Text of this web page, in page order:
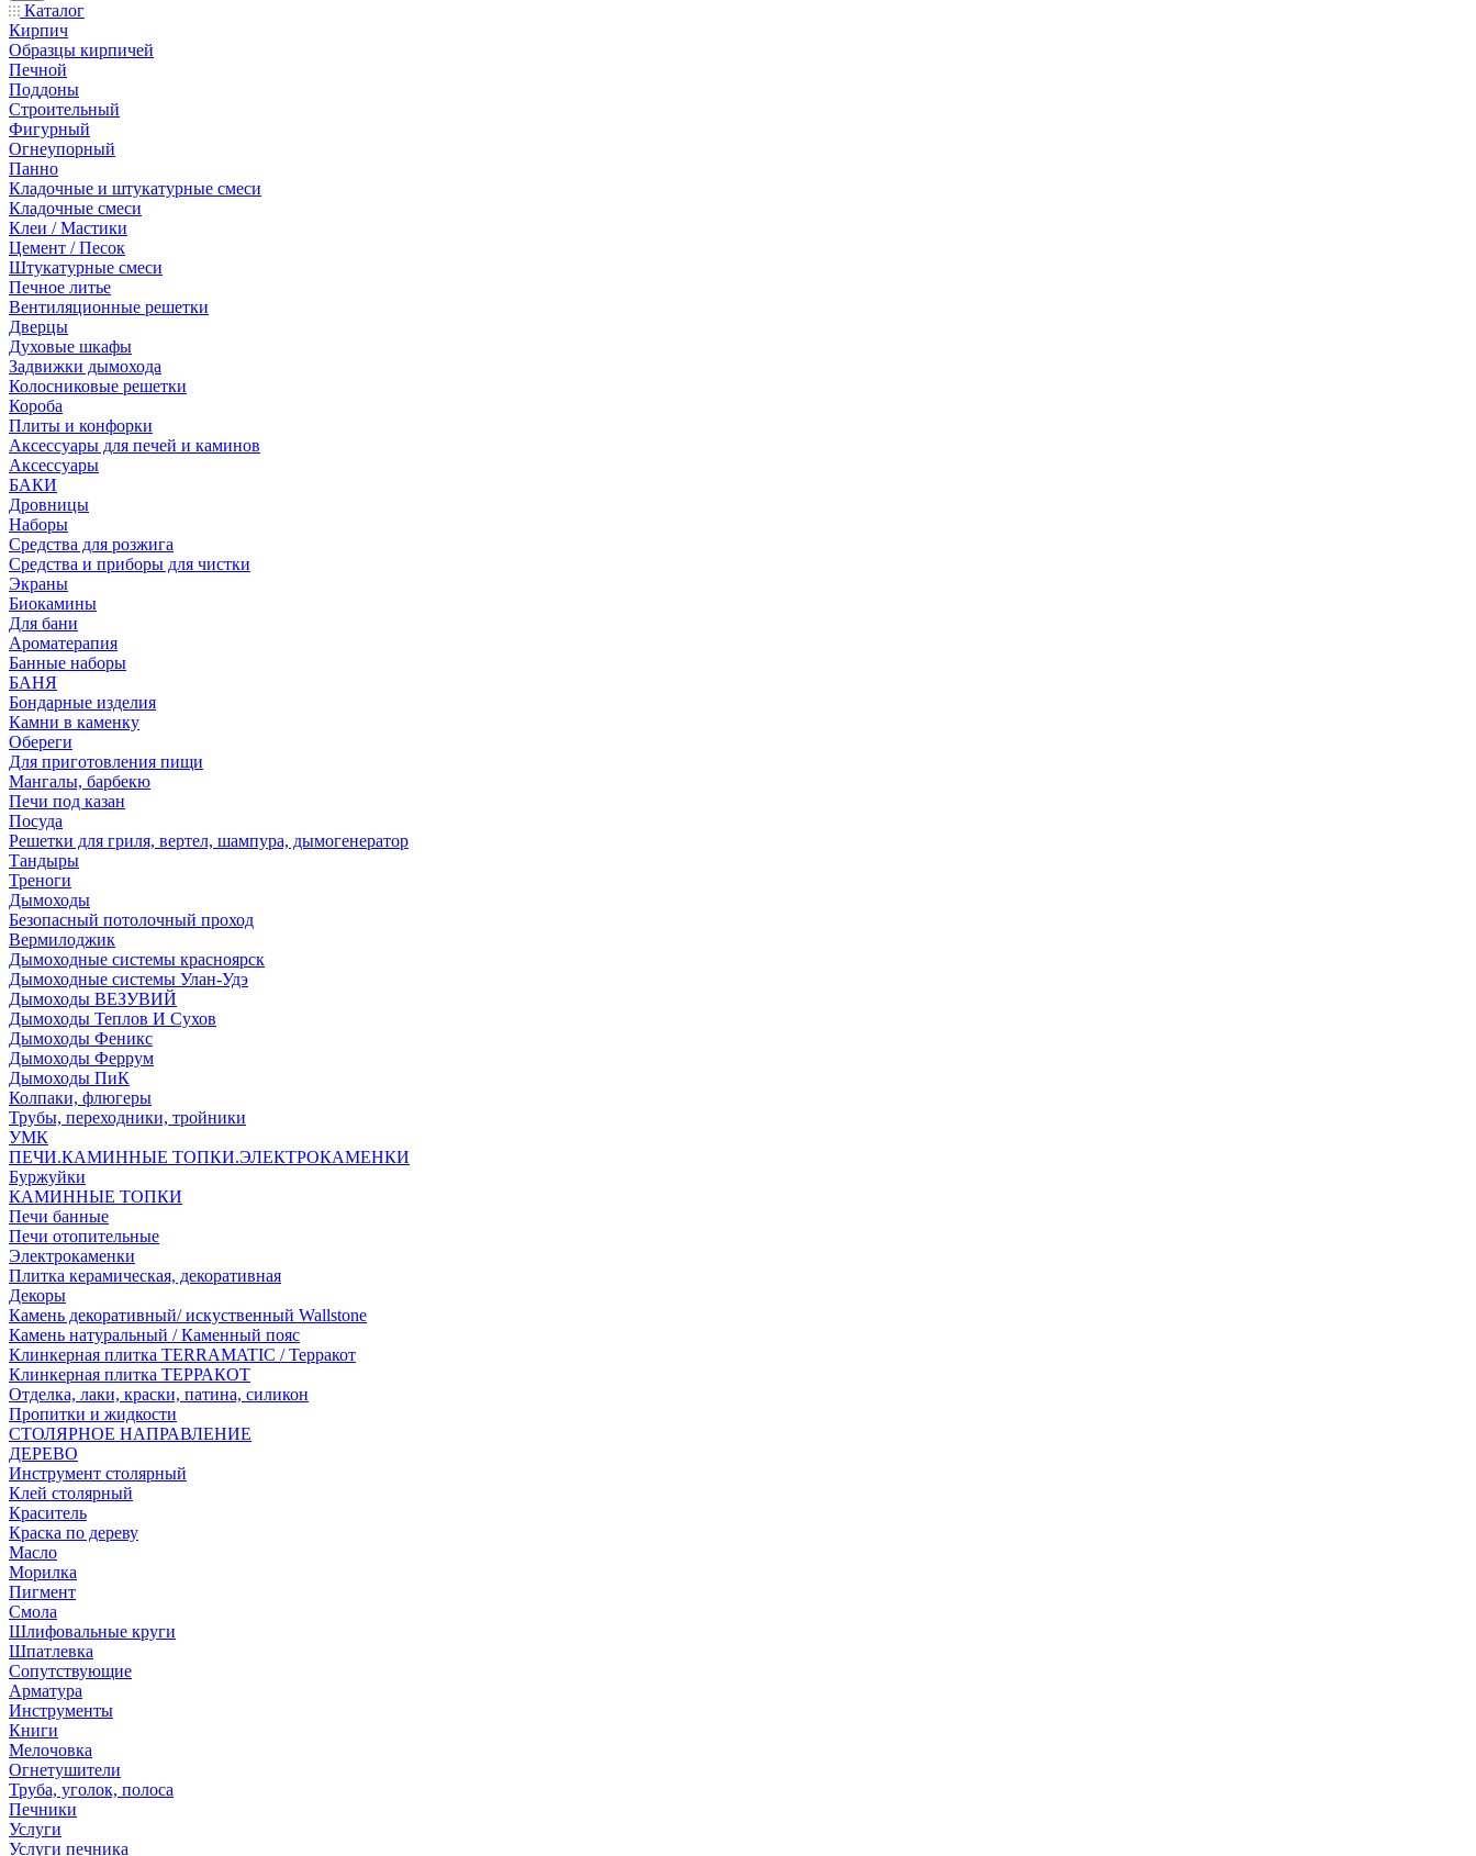
Каталог
Кирпич
Образцы кирпичей
Печной
Поддоны
Строительный
Фигурный
Огнеупорный
Панно
Кладочные и штукатурные смеси
Кладочные смеси
Клеи / Мастики
Цемент / Песок
Штукатурные смеси
Печное литье
Вентиляционные решетки
Дверцы
Духовые шкафы
Задвижки дымохода
Колосниковые решетки
Короба
Плиты и конфорки
Аксессуары для печей и каминов
Аксессуары
БАКИ
Дровницы
Наборы
Средства для розжига
Средства и приборы для чистки
Экраны
Биокамины
Для бани
Ароматерапия
Банные наборы
БАНЯ
Бондарные изделия
Камни в каменку
Обереги
Для приготовления пищи
Мангалы, барбекю
Печи под казан
Посуда
Решетки для гриля, вертел, шампура, дымогенератор
Тандыры
Треноги
Дымоходы
Безопасный потолочный проход
Вермилоджик
Дымоходные системы красноярск
Дымоходные системы Улан-Удэ
Дымоходы ВЕЗУВИЙ
Дымоходы Теплов И Сухов
Дымоходы Феникс
Дымоходы Феррум
Дымоходы ПиК
Колпаки, флюгеры
Трубы, переходники, тройники
УМК
ПЕЧИ.КАМИННЫЕ ТОПКИ.ЭЛЕКТРОКАМЕНКИ
Буржуйки
КАМИННЫЕ ТОПКИ
Печи банные
Печи отопительные
Электрокаменки
Плитка керамическая, декоративная
Декоры
Камень декоративный/ искуственный Wallstone
Камень натуральный / Каменный пояс
Клинкерная плитка TERRAMATIC / Терракот
Клинкерная плитка ТЕРРАКОТ
Отделка, лаки, краски, патина, силикон
Пропитки и жидкости
СТОЛЯРНОЕ НАПРАВЛЕНИЕ
ДЕРЕВО
Инструмент столярный
Клей столярный
Краситель
Краска по дереву
Масло
Морилка
Пигмент
Смола
Шлифовальные круги
Шпатлевка
Сопутствующие
Арматура
Инструменты
Книги
Мелочовка
Огнетушители
Труба, уголок, полоса
Печники
Услуги
Услуги печника